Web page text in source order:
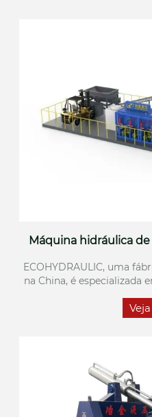
Máquina hidráulica
ECOHYDRAULIC, uma
na China, é especializada
projetadas para